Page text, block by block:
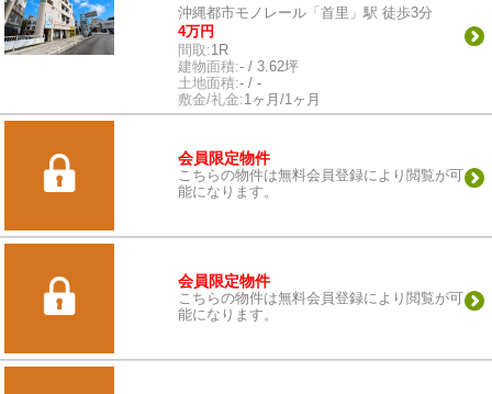
沖縄都市モノレール「首里」駅 徒歩3分
4万円
間取:1R
建物面積:- / 3.62坪
土地面積:- / -
敷金/礼金:1ヶ月/1ヶ月
会員限定物件
こちらの物件は無料会員登録により閲覧が可
能になります。
会員限定物件
こちらの物件は無料会員登録により閲覧が可
能になります。